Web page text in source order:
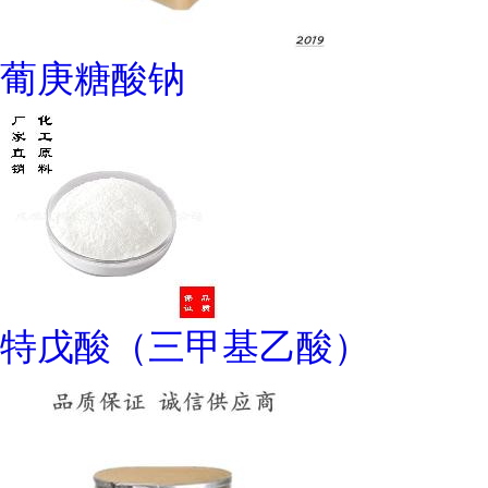
葡庚糖酸钠
特戊酸（三甲基乙酸）